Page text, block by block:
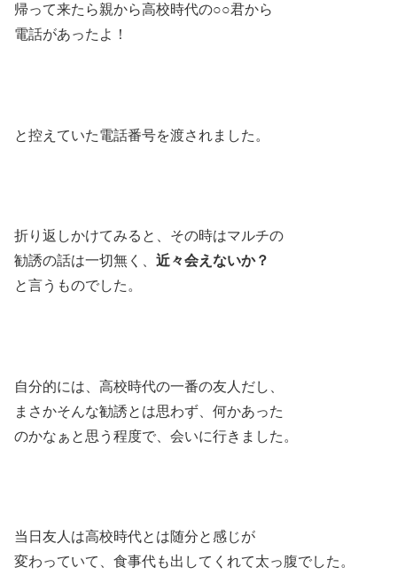
帰って来たら親から高校時代の○○君から
電話があったよ！
と控えていた電話番号を渡されました。
折り返しかけてみると、その時はマルチの
勧誘の話は一切無く、 近々会えないか？
と言うものでした。
自分的には、高校時代の一番の友人だし、
まさかそんな勧誘とは思わず、何かあった
のかなぁと思う程度で、会いに行きました。
当日友人は高校時代とは随分と感じが
変わっていて、食事代も出してくれて太っ腹でした。